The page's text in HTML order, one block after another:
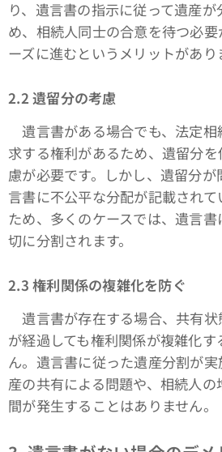
り、遺言書の指示に従って遺産
め、相続人同士の合意を待つ必
ーズに進むというメリットがあり
2.2 遺留分の考慮
遺言書がある場合でも、法定
求する権利があるため、遺留分
慮が必要です。しかし、遺留分
言書に不公平な分配が記載され
ため、多くのケースでは、遺言
切に分割されます。
2.3 権利関係の複雑化を防ぐ
遺言書が存在する場合、共有
が経過しても権利関係が複雑化
ん。遺言書に従った遺産分割が
産の共有による問題や、相続人
間が発生することはありません。